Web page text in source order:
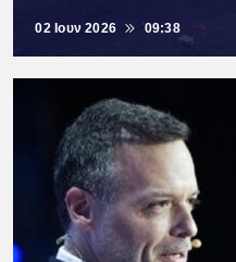
02 Ιουν 2026 09:38